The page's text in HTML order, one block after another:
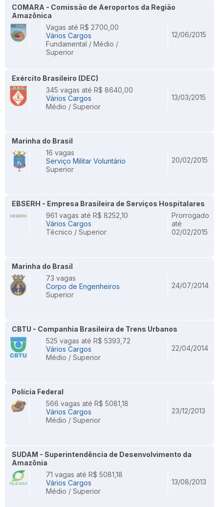
COMARA - Comissão de Aeroportos da Região
Amazônica
Vagas até R$ 2700,00
Vários Cargos
Fundamental / Médio /
Superior
12/06/2015
Exército Brasileiro (DEC)
345 vagas até R$ 8640,00
Vários Cargos
Médio / Superior
13/03/2015
Marinha do Brasil
16 vagas
Serviço Militar Voluntário
Superior
20/02/2015
EBSERH - Empresa Brasileira de Serviços Hospitalares
961 vagas até R$ 8252,10
Vários Cargos
Técnico / Superior
Prorrogado
até
02/02/2015
Marinha do Brasil
73 vagas
Corpo de Engenheiros
Superior
24/07/2014
CBTU - Companhia Brasileira de Trens Urbanos
525 vagas até R$ 5393,72
Vários Cargos
Médio / Superior
22/04/2014
Polícia Federal
566 vagas até R$ 5081,18
Vários Cargos
Médio / Superior
23/12/2013
SUDAM - Superintendência de Desenvolvimento da
Amazônia
71 vagas até R$ 5081,18
Vários Cargos
Médio / Superior
13/08/2013